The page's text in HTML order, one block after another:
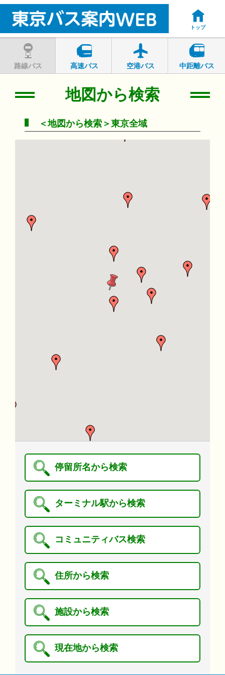
トップ
路線バス 高速バス 空港バス 中距離バス
地図から検索
＜地図から検索＞東京全域
停留所名から検索
ターミナル駅から検索
コミュニティバス検索
住所から検索
施設から検索
現在地から検索